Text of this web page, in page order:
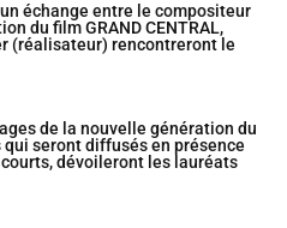
échange entre le compositeur
du film GRAND CENTRAL,
(réalisateur) rencontreront le
de la nouvelle génération du
seront diffusés en présence
dévoileront les lauréats